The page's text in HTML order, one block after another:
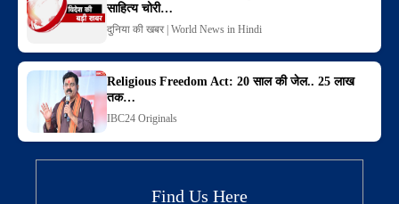
साहित्य चोरी…
दुनिया की खबर | World News in Hindi
Religious Freedom Act: 20 साल की जेल.. 25 लाख
तक…
IBC24 Originals
Find Us Here